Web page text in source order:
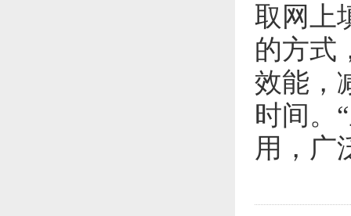
取网上
的方式
效能，
时间。
用，广